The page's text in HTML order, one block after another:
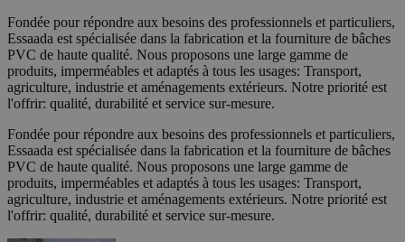
Fondée pour répondre aux besoins des professionnels et particuliers,
Essaada est spécialisée dans la fabrication et la fourniture de bâches
PVC de haute qualité. Nous proposons une large gamme de
produits, imperméables et adaptés à tous les usages: Transport,
agriculture, industrie et aménagements extérieurs. Notre priorité est
l'offrir: qualité, durabilité et service sur-mesure.
Fondée pour répondre aux besoins des professionnels et particuliers,
Essaada est spécialisée dans la fabrication et la fourniture de bâches
PVC de haute qualité. Nous proposons une large gamme de
produits, imperméables et adaptés à tous les usages: Transport,
agriculture, industrie et aménagements extérieurs. Notre priorité est
l'offrir: qualité, durabilité et service sur-mesure.